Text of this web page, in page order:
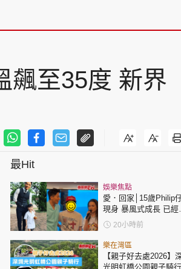
飆至35度 新界
最Hit
娛樂焦點
愛．回家│15歲Philip
現身 暴風式成長 已經高
過「三太」樊亦敏！
20小時前
樂在灣區
【親子好去處2026】
光明虹橋公園親子騎行